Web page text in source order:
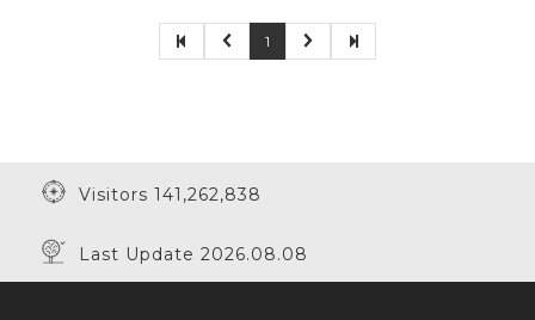
1
Visitors 141,262,838
Last Update 2026.08.08